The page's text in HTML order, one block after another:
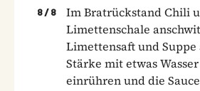
8 / 8
Im Bratrückstand Chili
Limettenschale
Limettensaft und Suppe
Stärke mit etwas
einrühren und die